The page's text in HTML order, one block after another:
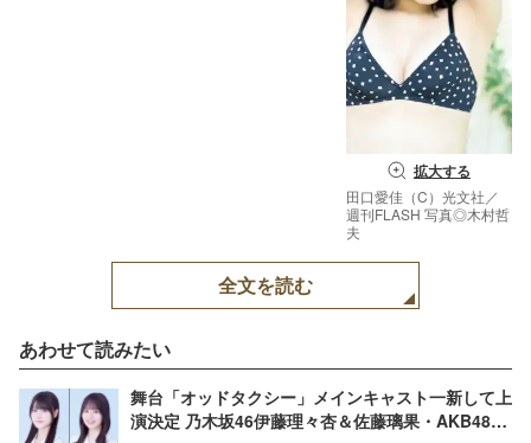
拡大する
田口愛佳（C）光文社／
週刊FLASH 写真◎木村哲
夫
全文を読む
あわせて読みたい
舞台「オッドタクシー」メインキャスト一新して上
演決定 乃木坂46伊藤理々杏＆佐藤璃果・AKB48田